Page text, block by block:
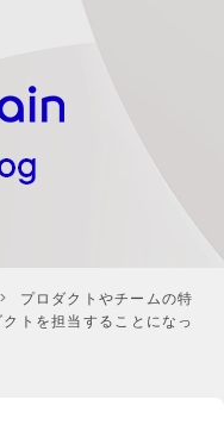
>
プロダクトやチームの特
トを担当することになっ